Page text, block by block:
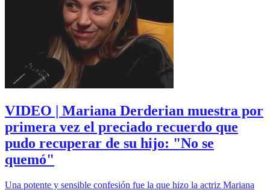
VIDEO | Mariana Derderian muestra por
primera vez el preciado recuerdo que
pudo recuperar de su hijo: "No se
quemó"
Una potente y sensible confesión fue la que hizo la actriz Mariana